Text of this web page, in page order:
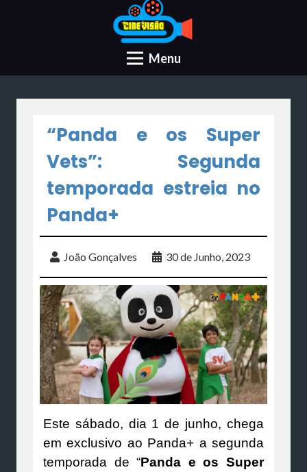
Menu
“Panda e os Super
Vets”: Segunda
temporada estreia no
Panda+
João Gonçalves 30 de Junho, 2023
Este sábado, dia 1 de junho, chega
em exclusivo ao Panda+ a segunda
temporada de “Panda e os Super